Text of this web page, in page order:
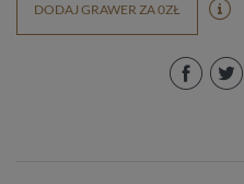
DODAJ GRAWER ZA 0ZŁ